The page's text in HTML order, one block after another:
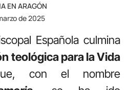
EN ARAGÓN
de 2025
Española culmina
teológica para la Vida
con el nombre